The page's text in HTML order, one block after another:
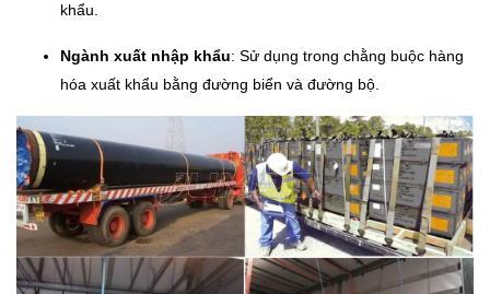
khẩu.
Ngành xuất nhập khẩu: Sử dụng trong chằng buộc hàng
hóa xuất khẩu bằng đường biển và đường bộ.